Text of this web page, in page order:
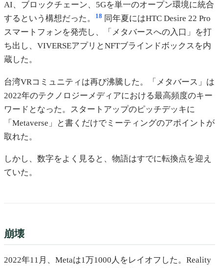
AI、ブロックチェーン、5Gを単一のオープン環境に統合
するという構想だった。
18
同年夏にはHTC Desire 22 Pro
スマートフォンを発売し、「メタバースへの入口」を打
ち出し、VIVERSEアプリとNFTブラインドボックスを内
蔵した。
台湾VRコミュニティは再び沸騰した。「メタバース」は
2022年のテクノロジーメディアにおける最高頻度のキー
ワードとなった。スタートアップのピッチデッキに
「Metaverse」と書くだけでミーティングのアポイントが
取れた。
しかし、数字をよく見ると、物語はすでに転換点を迎え
ていた。
崩壊
2022年11月、Metaは1万1000人をレイオフした。Reality